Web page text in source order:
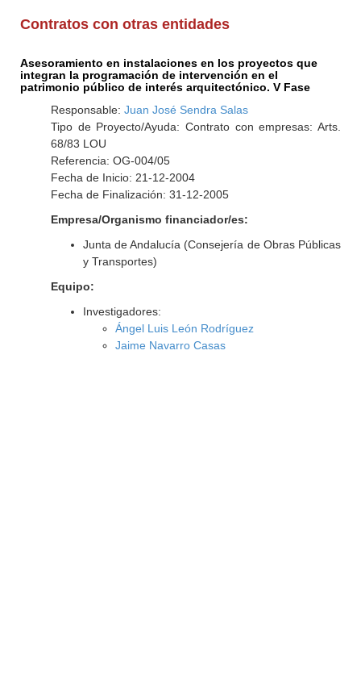
Contratos con otras entidades
Asesoramiento en instalaciones en los proyectos que
integran la programación de intervención en el
patrimonio público de interés arquitectónico. V Fase
Responsable: Juan José Sendra Salas
Tipo de Proyecto/Ayuda: Contrato con empresas: Arts.
68/83 LOU
Referencia: OG-004/05
Fecha de Inicio: 21-12-2004
Fecha de Finalización: 31-12-2005
Empresa/Organismo financiador/es:
Junta de Andalucía (Consejería de Obras Públicas
y Transportes)
Equipo:
Investigadores:
Ángel Luis León Rodríguez
Jaime Navarro Casas